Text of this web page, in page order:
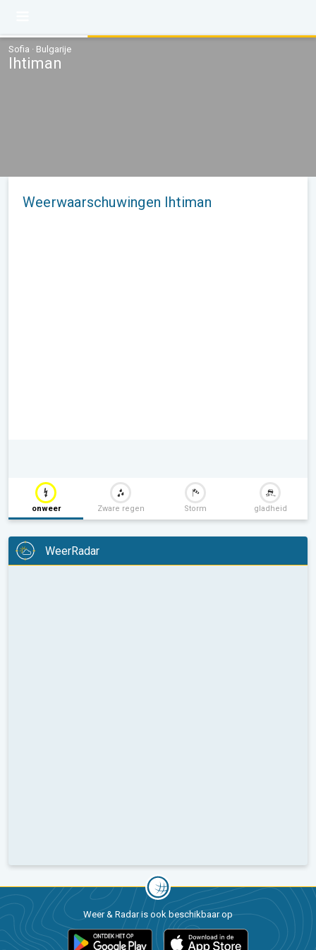
Sofia · Bulgarije
Ihtiman
Weerwaarschuwingen Ihtiman
onweer Zware regen Storm gladheid
WeerRadar
Weer & Radar is ook beschikbaar op